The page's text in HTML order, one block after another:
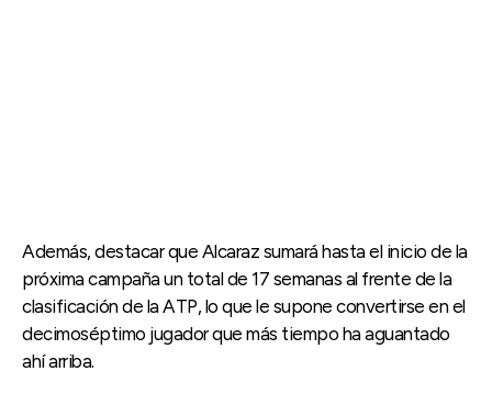
Además, destacar que Alcaraz sumará hasta el inicio de la
próxima campaña un total de 17 semanas al frente de la
clasificación de la ATP, lo que le supone convertirse en el
decimoséptimo jugador que más tiempo ha aguantado
ahí arriba.